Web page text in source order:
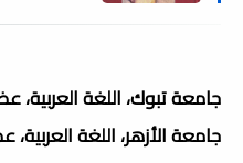
جامعة تبوك، اللغة العربية،
جامعة الأزهر، اللغة